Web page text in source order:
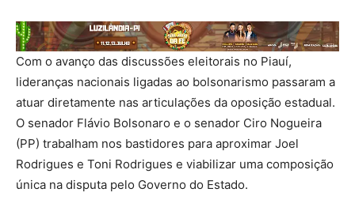
Com o avanço das discussões eleitorais no Piauí,
lideranças nacionais ligadas ao bolsonarismo passaram a
atuar diretamente nas articulações da oposição estadual.
O senador Flávio Bolsonaro e o senador Ciro Nogueira
(PP) trabalham nos bastidores para aproximar Joel
Rodrigues e Toni Rodrigues e viabilizar uma composição
única na disputa pelo Governo do Estado.